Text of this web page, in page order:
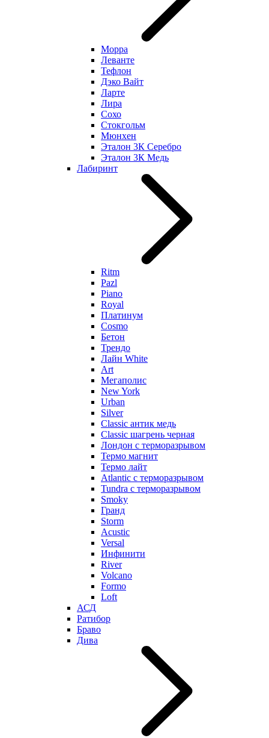
Морра
Леванте
Тефлон
Дэко Вайт
Ларте
Лира
Сохо
Стокгольм
Мюнхен
Эталон 3К Серебро
Эталон 3К Медь
Лабиринт
Ritm
Pazl
Piano
Royal
Платинум
Cosmo
Бетон
Трендо
Лайн White
Art
Мегаполис
New York
Urban
Silver
Classic антик медь
Classic шагрень черная
Лондон с терморазрывом
Термо магнит
Термо лайт
Atlantic с терморазрывом
Tundra с терморазрывом
Smoky
Гранд
Storm
Acustic
Versal
Инфинити
River
Volcano
Formo
Loft
АСД
Ратибор
Браво
Дива